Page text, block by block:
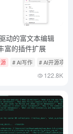
动的富文本编辑
富的插件扩展
# AI写作 # AI开源项目
122.8K